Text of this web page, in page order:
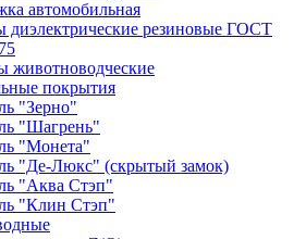
автомобильная
диэлектрические резиновые ГОСТ
животноводческие
покрытия
"Зерно"
"Шагрень"
"Монета"
"Де-Люкс" (скрытый замок)
"Аква Стэп"
"Клин Стэп"